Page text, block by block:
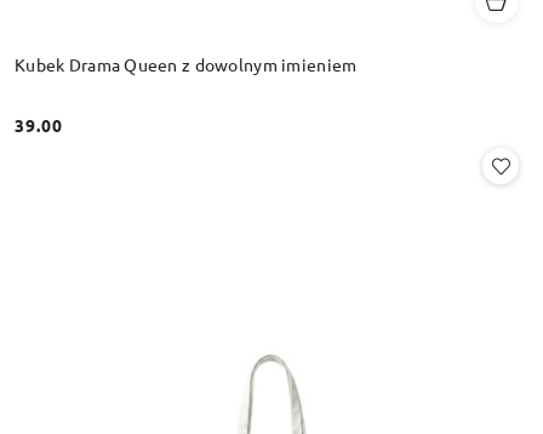
Kubek Drama Queen z dowolnym imieniem
Cena:
39.00